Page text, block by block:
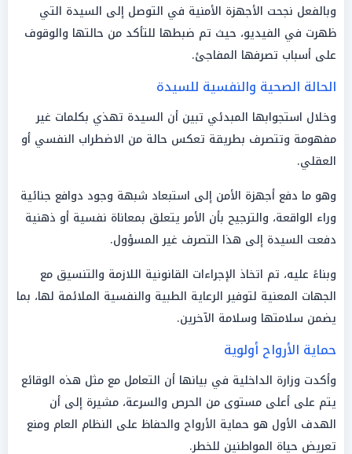
وبالفعل نجحت الأجهزة الأمنية في التوصل إلى السيدة التي
ظهرت في الفيديو، حيث تم ضبطها للتأكد من حالتها والوقوف
على أسباب تصرفها المفاجئ.
الحالة الصحية والنفسية للسيدة
وخلال استجوابها المبدئي تبين أن السيدة تهذي بكلمات غير
مفهومة وتتصرف بطريقة تعكس حالة من الاضطراب النفسي أو
العقلي.
وهو ما دفع أجهزة الأمن إلى استبعاد شبهة وجود دوافع جنائية
وراء الواقعة، والترجيح بأن الأمر يتعلق بمعاناة نفسية أو ذهنية
دفعت السيدة إلى هذا التصرف غير المسؤول.
وبناءً عليه، تم اتخاذ الإجراءات القانونية اللازمة والتنسيق مع
الجهات المعنية لتوفير الرعاية الطبية والنفسية الملائمة لها، بما
يضمن سلامتها وسلامة الآخرين.
حماية الأرواح أولوية
وأكدت وزارة الداخلية في بيانها أن التعامل مع مثل هذه الوقائع
يتم على أعلى مستوى من الحرص والسرعة، مشيرة إلى أن
الهدف الأول هو حماية الأرواح والحفاظ على النظام العام ومنع
تعريض حياة المواطنين للخطر.